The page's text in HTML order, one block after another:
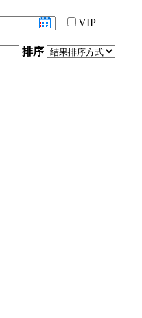
VIP
排序